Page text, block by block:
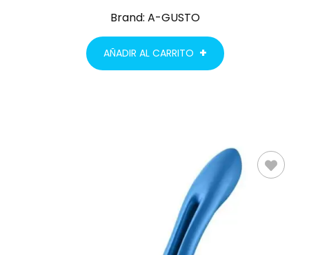
Brand: A-GUSTO
AÑADIR AL CARRITO